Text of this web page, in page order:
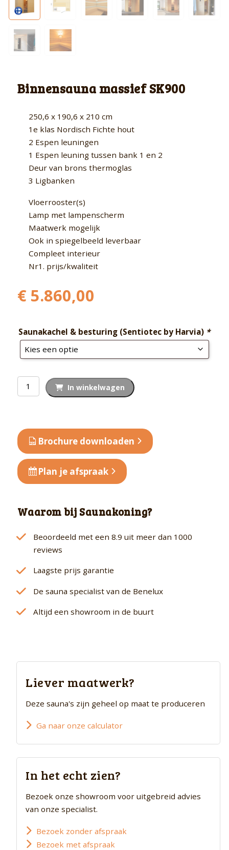
Binnensauna massief SK900
250,6 x 190,6 x 210 cm
1e klas Nordisch Fichte hout
2 Espen leuningen
1 Espen leuning tussen bank 1 en 2
Deur van brons thermoglas
3 Ligbanken
Vloerrooster(s)
Lamp met lampenscherm
Maatwerk mogelijk
Ook in spiegelbeeld leverbaar
Compleet interieur
Nr1. prijs/kwaliteit
€ 5.860,00
Saunakachel & besturing (Sentiotec by Harvia) *
Binnensauna
massief
In winkelwagen
Brochure downloaden
Plan je afspraak
Waarom bij Saunakoning?
Beoordeeld met een 8.9 uit meer dan 1000
reviews
Laagste prijs garantie
De sauna specialist van de Benelux
Altijd een showroom in de buurt
Liever maatwerk?
Deze sauna's zijn geheel op maat te produceren
Ga naar onze calculator
In het echt zien?
Bezoek onze showroom voor uitgebreid advies
van onze specialist.
Bezoek zonder afspraak
Bezoek met afspraak